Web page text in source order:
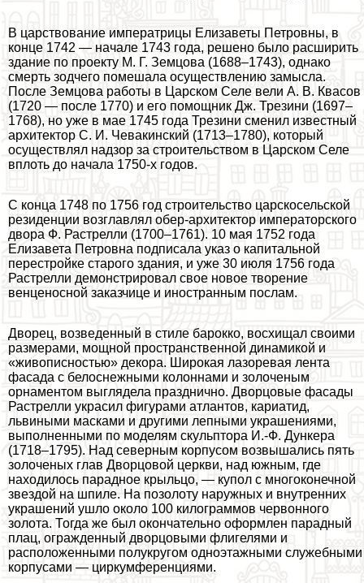
В царствование императрицы Елизаветы Петровны, в
конце 1742 — начале 1743 года, решено было расширить
здание по проекту М. Г. Земцова (1688–1743), однако
cмepть зодчего помешала осуществлению замысла.
После Земцова работы в Царском Селе вели А. В. Квасов
(1720 — после 1770) и его помощник Дж. Трезини (1697–
1768), но уже в мае 1745 года Трезини сменил известный
архитектор С. И. Чевакинский (1713–1780), который
осуществлял надзор за строительством в Царском Селе
вплоть до начала 1750-х годов.
С конца 1748 по 1756 год строительство царскосельской
резиденции возглавлял обер-архитектор императорского
двора Ф. Растрелли (1700–1761). 10 мая 1752 года
Елизавета Петровна подписала указ о капитальной
перестройке старого здания, и уже 30 июля 1756 года
Растрелли демонстрировал свое новое творение
венценосной заказчице и иностранным послам.
Дворец, возведенный в стиле барокко, восхищал своими
размерами, мощной прострaнcтвенной динамикой и
«живописностью» декора. Широкая лазоревая лента
фасада с белоснежными колоннами и золоченым
орнаментом выглядела празднично. Дворцовые фасады
Растрелли украсил фигурами атлантов, кариатид,
львиными масками и другими лепными украшениями,
выполненными по моделям скульптора И.-Ф. Дункера
(1718–1795). Над северным корпусом возвышались пять
золоченых глав Дворцовой церкви, над южным, где
находилось парадное крыльцо, — купол с многоконечной
звездой на шпиле. На позолоту наружных и внутренних
украшений ушло около 100 килограммов червонного
золота. Тогда же был окончательно оформлен парадный
плац, огражденный дворцовыми флигелями и
расположенными полукругом одноэтажными служебными
корпусами — циркумференциями.